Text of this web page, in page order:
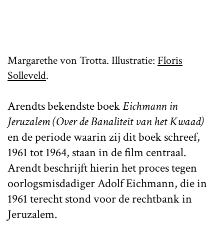
Margarethe von Trotta. Illustratie: Floris
Solleveld.
Arendts bekendste boekEichmann in
Jeruzalem (Over de Banaliteit van het Kwaad)
en de periode waarin zij dit boek schreef,
1961 tot 1964, staan in de film centraal.
Arendt beschrijft hierin het proces tegen
oorlogsmisdadiger Adolf Eichmann, die in
1961 terecht stond voor de rechtbank in
Jeruzalem.